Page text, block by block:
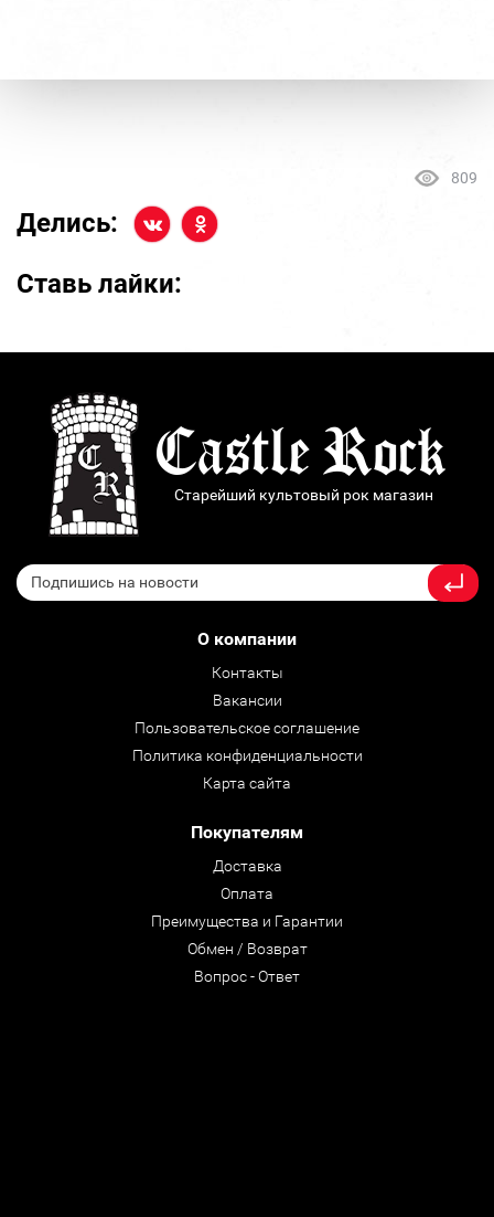
809
Делись:
Ставь лайки:
Старейший культовый рок магазин
О компании
Контакты
Вакансии
Пользовательское соглашение
Политика конфиденциальности
Карта сайта
Покупателям
Доставка
Оплата
Преимущества и Гарантии
Обмен / Возврат
Вопрос - Ответ